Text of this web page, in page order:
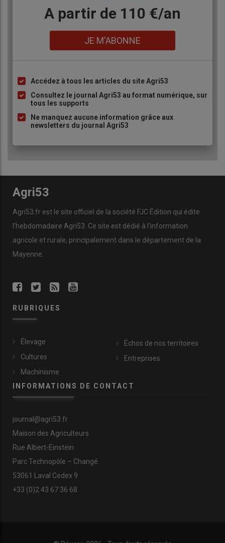
BodyA partir de 110 €/an
JE M'ABONNE
Liste
à
puce
Accédez à tous les articles du site Agri53
Consultez le journal Agri53 au format numérique, sur
tous les supports
Ne manquez aucune information grâce aux
newsletters du journal Agri53
Agri53
Agri53.fr est le site officiel de la société FJC Édition qui édite
l’hebdomadaire Agri53. Ce site est dédié à l’information
agricole et rurale, principalement dans le département de la
Mayenne.
RUBRIQUES
Élevage
Cultures
Machinisme
Échos de nos territoires
Entreprises
INFORMATIONS DE CONTACT
journal@agri53.fr
Maison des Agriculteurs
Rue Albert-Einstein
Parc Technopôle – Changé
53061 Laval Cedex 9
+33 (0)2 43 67 36 68